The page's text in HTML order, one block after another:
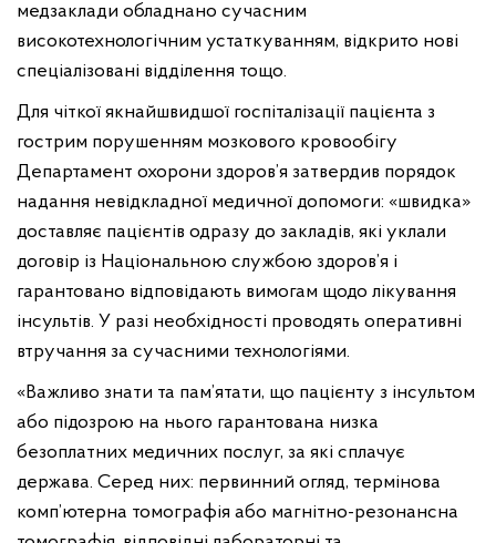
медзаклади обладнано сучасним
високотехнологічним устаткуванням, відкрито нові
спеціалізовані відділення тощо.
Для чіткої якнайшвидшої госпіталізації пацієнта з
гострим порушенням мозкового кровообігу
Департамент охорони здоров’я затвердив порядок
надання невідкладної медичної допомоги: «швидка»
доставляє пацієнтів одразу до закладів, які уклали
договір із Національною службою здоров’я і
гарантовано відповідають вимогам щодо лікування
інсультів. У разі необхідності проводять оперативні
втручання за сучасними технологіями.
«Важливо знати та пам’ятати, що пацієнту з інсультом
або підозрою на нього гарантована низка
безоплатних медичних послуг, за які сплачує
держава. Серед них: первинний огляд, термінова
комп’ютерна томографія або магнітно-резонансна